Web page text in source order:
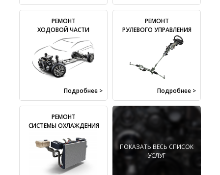
Подробнее >
РЕМОНТ
РУЛЕВОГО УПРАВЛЕНИЯ
РЕМОНТ
СИСТЕМЫ ОХЛАЖДЕНИЯ
Подробнее >
РЕМОНТ
ХОДОВОЙ ЧАСТИ
ПОКАЗАТЬ ВЕСЬ СПИСОК
УСЛУГ